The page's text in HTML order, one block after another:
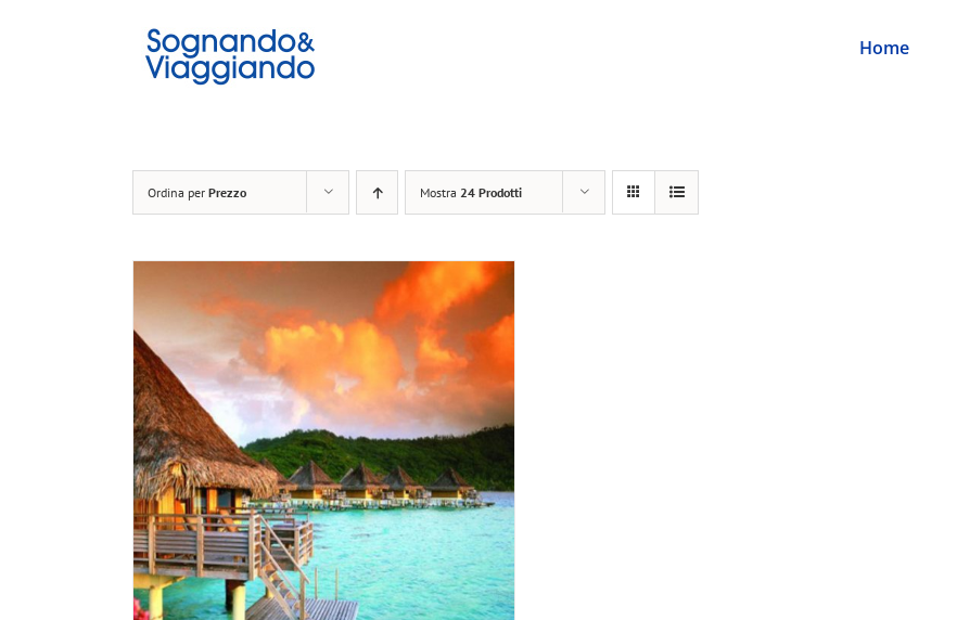
Home
Ordina per Prezzo Mostra 24 Prodotti